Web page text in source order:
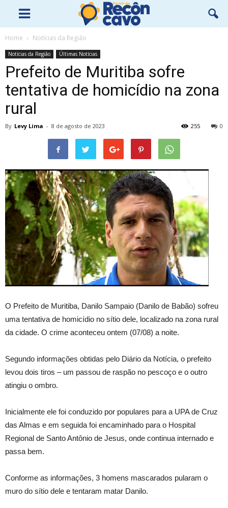
Home Notícias da Região
Notícias da Região Últimas Notícias
Prefeito de Muritiba sofre
tentativa de homicídio na zona
rural
By Levy Lima - 8 de agosto de 2023 0
255
O Prefeito de Muritiba, Danilo Sampaio (Danilo de Babão) sofreu
uma tentativa de homicídio no sítio dele, localizado na zona rural
da cidade. O crime aconteceu ontem (07/08) a noite.
Segundo informações obtidas pelo Diário da Notícia, o prefeito
levou dois tiros – um passou de raspão no pescoço e o outro
atingiu o ombro.
Inicialmente ele foi conduzido por populares para a UPA de Cruz
das Almas e em seguida foi encaminhado para o Hospital
Regional de Santo Antônio de Jesus, onde continua internado e
passa bem.
Conforme as informações, 3 homens mascarados pularam o
muro do sítio dele e tentaram matar Danilo.